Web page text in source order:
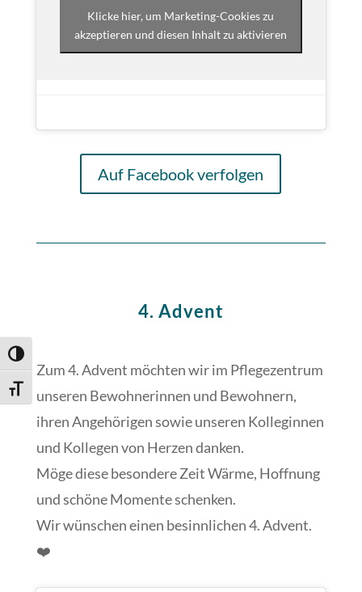
Umschalten auf hohe Kontraste
Schrift vergrößern
Klicke hier, um Marketing-Cookies zu
akzeptieren und diesen Inhalt zu aktivieren
Auf Facebook verfolgen
4. Advent
Zum 4. Advent möchten wir im Pflegezentrum
unseren Bewohnerinnen und Bewohnern,
ihren Angehörigen sowie unseren Kolleginnen
und Kollegen von Herzen danken.
Möge diese besondere Zeit Wärme, Hoffnung
und schöne Momente schenken.
Wir wünschen einen besinnlichen 4. Advent.
❤️